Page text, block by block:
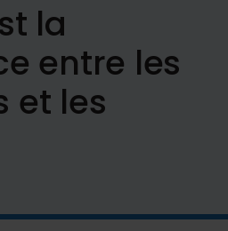
la
entre les
et les